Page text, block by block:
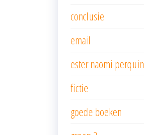
conclusie
email
ester naomi perquin
fictie
goede boeken